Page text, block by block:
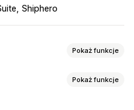
Shiphero
Pokaż funkcje
Pokaż funkcje